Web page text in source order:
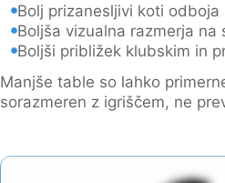
Bolj prizanesljivi koti odboja
Boljša vizualna razmerja na
Boljši približek klubskim in
Manjše table so lahko
sorazmeren z igriščem, ne